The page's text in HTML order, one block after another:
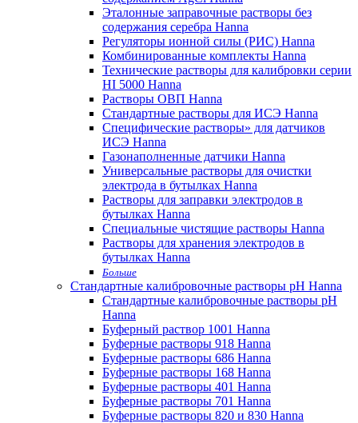
Эталонные заправочные растворы без
содержания серебра Hanna
Регуляторы ионной силы (РИС) Hanna
Комбинированные комплекты Hanna
Технические растворы для калибровки серии
HI 5000 Hanna
Растворы ОВП Hanna
Стандартные растворы для ИСЭ Hanna
Специфические растворы» для датчиков
ИСЭ Hanna
Газонаполненные датчики Hanna
Универсальные растворы для очистки
электрода в бутылках Hanna
Растворы для заправки электродов в
бутылках Hanna
Специальные чистящие растворы Hanna
Растворы для хранения электродов в
бутылках Hanna
Больше
Стандартные калибровочные растворы pH Hanna
Стандартные калибровочные растворы pH
Hanna
Буферный раствор 1001 Hanna
Буферные растворы 918 Hanna
Буферные растворы 686 Hanna
Буферные растворы 168 Hanna
Буферные растворы 401 Hanna
Буферные растворы 701 Hanna
Буферные растворы 820 и 830 Hanna